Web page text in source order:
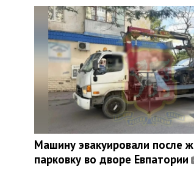
Машину эвакуировали после
парковку во дворе Евпатории